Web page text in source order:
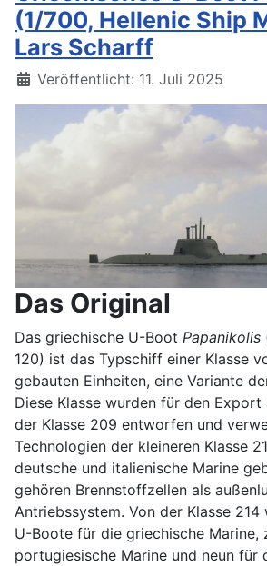
(1/700, Hellenic Ship
Lars Scharff
Details
Veröffentlicht: 11. Juli 2025
Das Original
Das griechische U-Boot Papanikolis
120) ist das Typschiff einer Klasse
gebauten Einheiten, eine Variante
Diese Klasse wurden für den
der Klasse 209 entworfen und
Technologien der kleineren Klasse
deutsche und italienische Marine
gehören Brennstoffzellen als
Antriebssystem. Von der Klasse
U-Boote für die griechische Marine,
portugiesische Marine und neun für